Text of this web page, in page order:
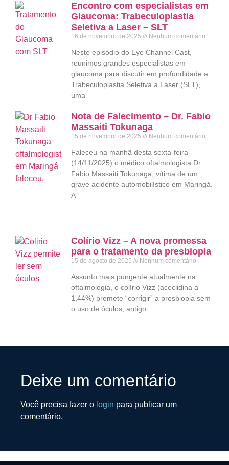
Encontro com especialistas em
Glaucoma: Trabeculoplastia
Seletiva a Laser – SLT
16 de novembro de 2025 Nenhum comentário
Neste episódio do Eye Channel Cast,
reunimos grandes especialistas em
glaucoma para discutir em profundidade a
Trabeculoplastia Seletiva a Laser (SLT),
uma
Nota de Falecimento – Dr. Fabio
Massaiti Tokunaga
15 de novembro de 2025 Nenhum comentário
Faleceu na manhã desta sexta-feira
(14/11/2025) o médico oftalmologista Dr.
Fabio Massaiti Tokunaga, vítima de um
grave acidente automobilístico em Maringá.
A
Colírio Vizz – A nova promessa
para o tratamento da presbiopia
15 de agosto de 2025 Nenhum comentário
Assunto mais pungente atualmente na
oftalmologia, o colírio Vizz (aceclidina a
1,44%) promete “corrigir” a presbiopia sem
o uso de óculos, antigo
Deixe um comentário
Você precisa fazer o login para publicar um
comentário.